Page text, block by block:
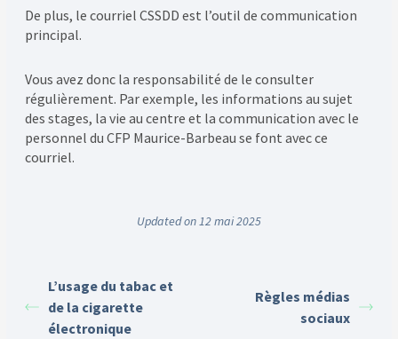
De plus, le courriel CSSDD est l’outil de communication
principal.
Vous avez donc la responsabilité de le consulter
régulièrement. Par exemple, les informations au sujet
des stages, la vie au centre et la communication avec le
personnel du CFP Maurice-Barbeau se font avec ce
courriel.
Updated on 12 mai 2025
L’usage du tabac et
de la cigarette
électronique
Règles médias
sociaux